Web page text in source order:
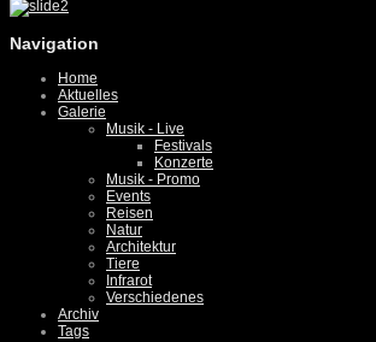
Navigation
Home
Aktuelles
Galerie
Musik - Live
Festivals
Konzerte
Musik - Promo
Events
Reisen
Natur
Architektur
Tiere
Infrarot
Verschiedenes
Archiv
Tags